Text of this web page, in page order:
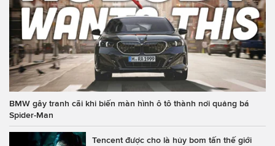
BMW gây tranh cãi khi biến màn hình ô tô thành nơi quảng bá
Spider-Man
Tencent được cho là hủy bom tấn thế giới